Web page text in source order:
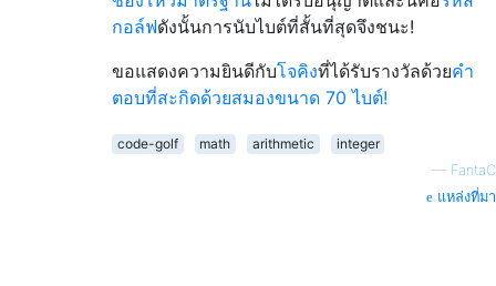
กอล์ฟดังนั้นการนับไบต์ที่สั้นที่สุดจึงชนะ!
ขอแสดงความยินดีกับโจคิงที่ได้รับรางวัลด้วยคำ
ตอบที่สะกิดด้วยสมองขนาด 70 ไบต์!
code-golf math arithmetic
integer
— FantaC
แหล่งที่มา